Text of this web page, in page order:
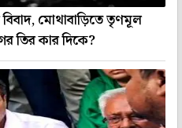
মোথাবাড়িতে তৃণমূল
তির কার দিকে?